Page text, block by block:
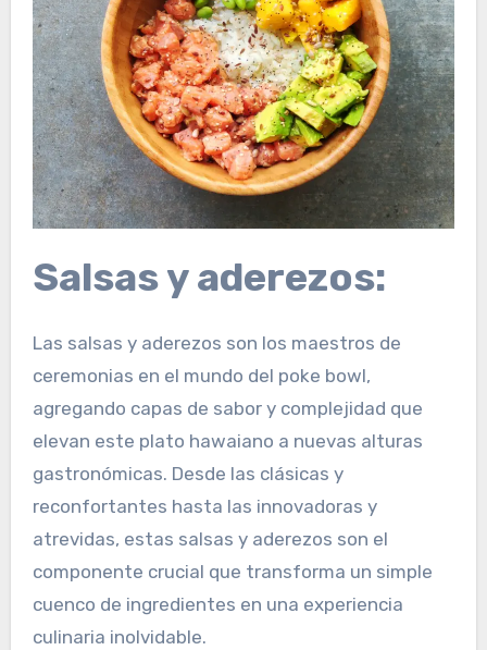
Salsas y aderezos:
Las salsas y aderezos son los maestros de
ceremonias en el mundo del poke bowl,
agregando capas de sabor y complejidad que
elevan este plato hawaiano a nuevas alturas
gastronómicas. Desde las clásicas y
reconfortantes hasta las innovadoras y
atrevidas, estas salsas y aderezos son el
componente crucial que transforma un simple
cuenco de ingredientes en una experiencia
culinaria inolvidable.